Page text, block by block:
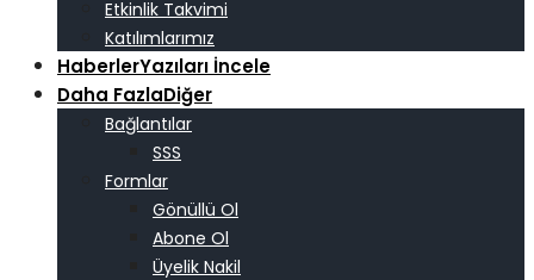
Etkinlik Takvimi
Katılımlarımız
HaberlerYazıları İncele
Daha FazlaDiğer
Bağlantılar
SSS
Formlar
Gönüllü Ol
Abone Ol
Üyelik Nakil